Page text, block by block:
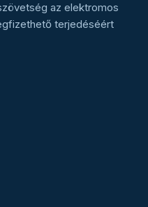
az elektromos
terjedéséért